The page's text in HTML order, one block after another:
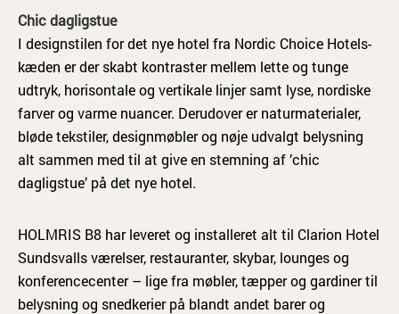
Chic dagligstue
I designstilen for det nye hotel fra Nordic Choice Hotels-
kæden er der skabt kontraster mellem lette og tunge
udtryk, horisontale og vertikale linjer samt lyse, nordiske
farver og varme nuancer. Derudover er naturmaterialer,
bløde tekstiler, designmøbler og nøje udvalgt belysning
alt sammen med til at give en stemning af ’chic
dagligstue’ på det nye hotel.
HOLMRIS B8 har leveret og installeret alt til Clarion Hotel
Sundsvalls værelser, restauranter, skybar, lounges og
konferencecenter – lige fra møbler, tæpper og gardiner til
belysning og snedkerier på blandt andet barer og